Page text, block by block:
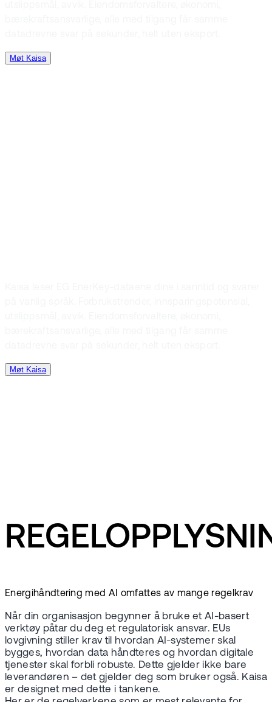
Møt Kaisa
Møt Kaisa
Energihåndtering med AI omfattes av mange regelkrav
Når din organisasjon begynner å bruke et AI-basert
verktøy påtar du deg et regulatorisk ansvar. EUs
lovgivning stiller krav til hvordan AI-systemer skal
bygges, hvordan data håndteres og hvordan digitale
tjenester skal forbli robuste. Dette gjelder ikke bare
leverandøren – det gjelder deg som bruker også. Kaisa
er designet med dette i tankene.